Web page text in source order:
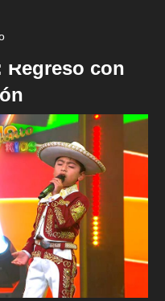
Regreso con